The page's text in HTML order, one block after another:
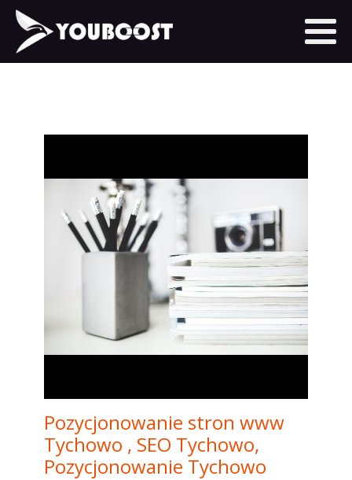
Pozycjonowanie stron www
Tychowo , SEO Tychowo,
Pozycjonowanie Tychowo